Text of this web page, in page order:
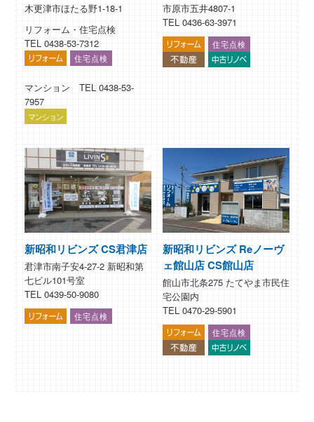
木更津市ほたる野1-18-1
リフォーム・住宅点検
TEL 0438-53-7312
マンション TEL 0438-53-
7957
市原市五井4807-1
TEL 0436-63-3971
新昭和リビンズ CS君津店
君津市南子安4-27-2 新昭和第
七ビル101号室
TEL 0439-50-9080
新昭和リビンズ Reノーヴ
ェ館山店 CS館山店
館山市北条275 たてやま市民住
宅公園内
TEL 0470-29-5901